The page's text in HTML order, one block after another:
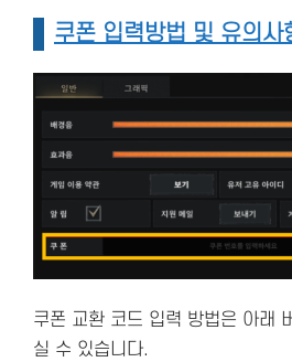
쿠폰 입력방법 및 유의사
쿠폰 교환 코드 입력 방법은 아래
실 수 있습니다.